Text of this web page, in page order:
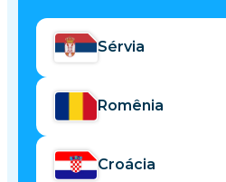
Sérvia
Romênia
Croácia